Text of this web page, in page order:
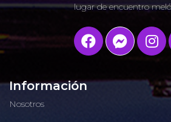
lugar de encuentro
Información
Nosotros